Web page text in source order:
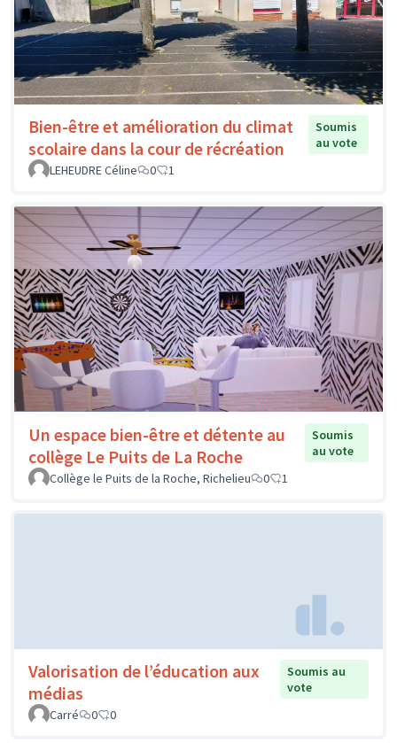
Bien-être et amélioration du climat
scolaire dans la cour de récréation
Soumis
au vote
LEHEUDRE Céline
0 1
Un espace bien-être et détente au
collège Le Puits de La Roche
Soumis
au vote
Collège le Puits de la Roche, Richelieu
0 1
Valorisation de l’éducation aux
médias
Soumis au
vote
Carré
0 0